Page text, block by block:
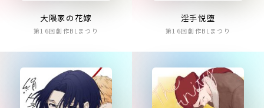
大隈家の花嫁
第16回創作BLまつり
淫手悦堕
第16回創作BLまつり